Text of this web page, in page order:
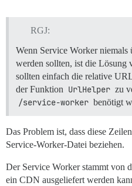
RGJ:
Wenn Service Worker
werden sollten, ist die Lösung
sollten einfach die relative
der Funktion UrlHelper zu
/service-worker benötigt
Das Problem ist, dass diese
Service-Worker-Datei beziehen.
Der Service Worker stammt von
ein CDN ausgeliefert werden